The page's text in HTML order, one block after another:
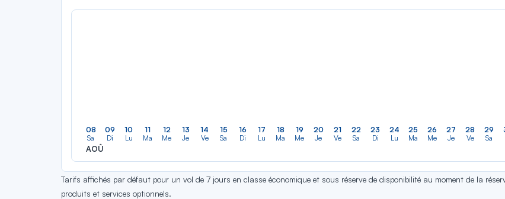
08
Sa
AOÛ
09
Di
10
Lu
11
Ma
12
Me
13
Je
14
Ve
15
Sa
16
Di
17
Lu
18
Ma
19
Me
20
Je
21
Ve
22
Sa
23
Di
24
Lu
25
Ma
26
Me
27
Je
28
Ve
29
Sa
Tarifs affichés par défaut pour un vol de 7 jours en classe économique et sous réserve de disponibilité au moment de la
produits et services optionnels.